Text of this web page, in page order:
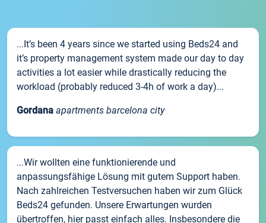
...It’s been 4 years since we started using Beds24 and
it’s property management system made our day to day
activities a lot easier while drastically reducing the
workload (probably reduced 3-4h of work a day)...
Gordana apartments barcelona city
...Wir wollten eine funktionierende und
anpassungsfähige Lösung mit gutem Support haben.
Nach zahlreichen Testversuchen haben wir zum Glück
Beds24 gefunden. Unsere Erwartungen wurden
übertroffen, hier passt einfach alles. Insbesondere die